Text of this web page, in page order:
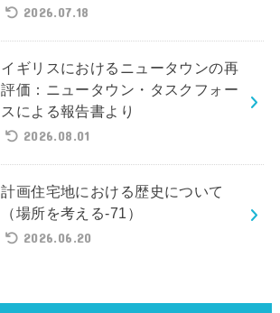
2026.07.18
イギリスにおけるニュータウンの再
評価：ニュータウン・タスクフォー
スによる報告書より
2026.08.01
計画住宅地における歴史について
（場所を考える-71）
2026.06.20